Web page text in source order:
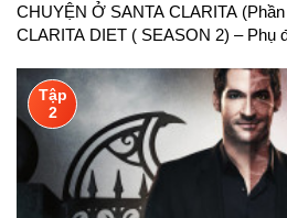
CHUYỆN Ở SANTA CLARITA
CLARITA DIET ( SEASON 2) – Phụ
Tập
2